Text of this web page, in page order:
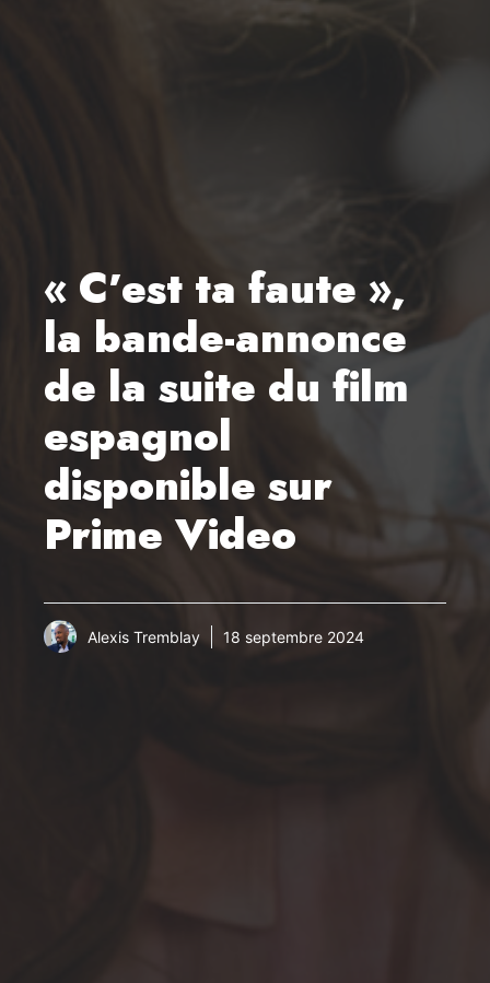
« C’est ta faute »,
la bande-annonce
de la suite du film
espagnol
disponible sur
Prime Video
Alexis Tremblay 18 septembre 2024